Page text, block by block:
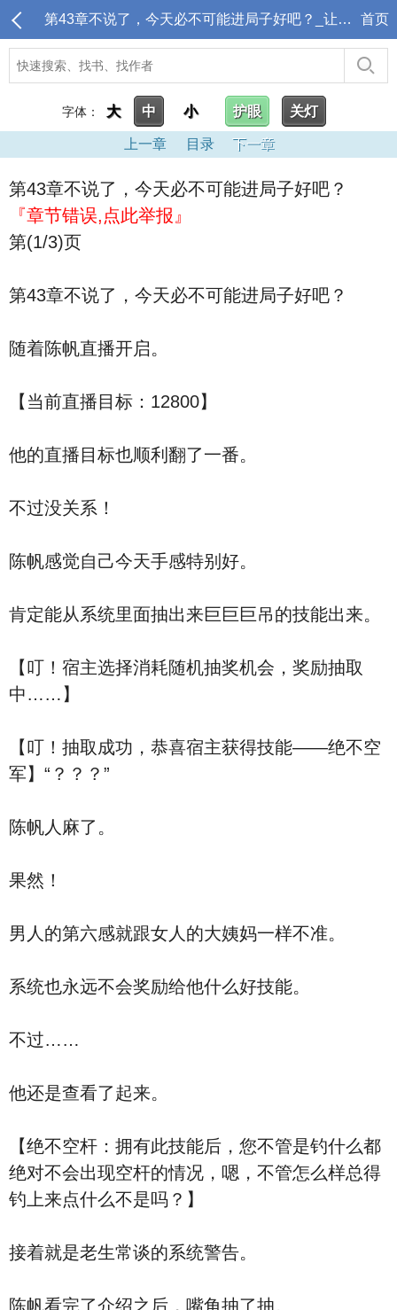
第43章不说了，今天必不可能进局子好吧？_让你直播摆烂,结果天天警局备案？ 首页
字体： 大 中 小 护眼 关灯
上一章 目录 下一章
第43章不说了，今天必不可能进局子好吧？
『章节错误,点此举报』
第(1/3)页
第43章不说了，今天必不可能进局子好吧？
随着陈帆直播开启。
【当前直播目标：12800】
他的直播目标也顺利翻了一番。
不过没关系！
陈帆感觉自己今天手感特别好。
肯定能从系统里面抽出来巨巨巨吊的技能出来。
【叮！宿主选择消耗随机抽奖机会，奖励抽取
中……】
【叮！抽取成功，恭喜宿主获得技能——绝不空
军】“？？？”
陈帆人麻了。
果然！
男人的第六感就跟女人的大姨妈一样不准。
系统也永远不会奖励给他什么好技能。
不过……
他还是查看了起来。
【绝不空杆：拥有此技能后，您不管是钓什么都
绝对不会出现空杆的情况，嗯，不管怎么样总得
钓上来点什么不是吗？】
接着就是老生常谈的系统警告。
陈帆看完了介绍之后，嘴角抽了抽。